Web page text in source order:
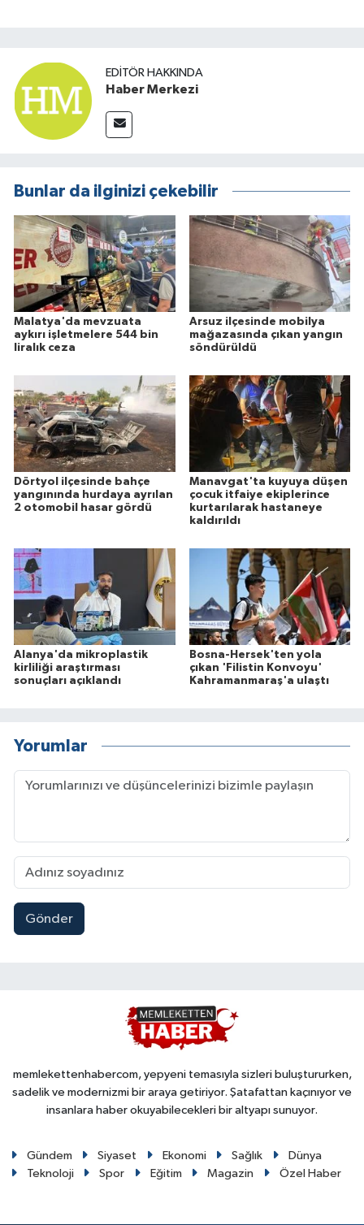
EDITÖR HAKKINDA
Haber Merkezi
Bunlar da ilginizi çekebilir
Malatya'da mevzuata
aykırı işletmelere 544 bin
liralık ceza
Arsuz ilçesinde mobilya
mağazasında çıkan yangın
söndürüldü
Dörtyol ilçesinde bahçe
yangınında hurdaya ayrılan
2 otomobil hasar gördü
Manavgat'ta kuyuya düşen
çocuk itfaiye ekiplerince
kurtarılarak hastaneye
kaldırıldı
Alanya'da mikroplastik
kirliliği araştırması
sonuçları açıklandı
Bosna-Hersek'ten yola
çıkan 'Filistin Konvoyu'
Kahramanmaraş'a ulaştı
Yorumlar
Gönder
memlekettenhabercom, yepyeni temasıyla sizleri buluştururken,
sadelik ve modernizmi bir araya getiriyor. Şatafattan kaçınıyor ve
insanlara haber okuyabilecekleri bir altyapı sunuyor.
Gündem Siyaset Ekonomi Sağlık
Dünya
Teknoloji
Spor Eğitim Magazin Özel Haber